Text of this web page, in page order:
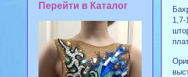
Перейти в Каталог